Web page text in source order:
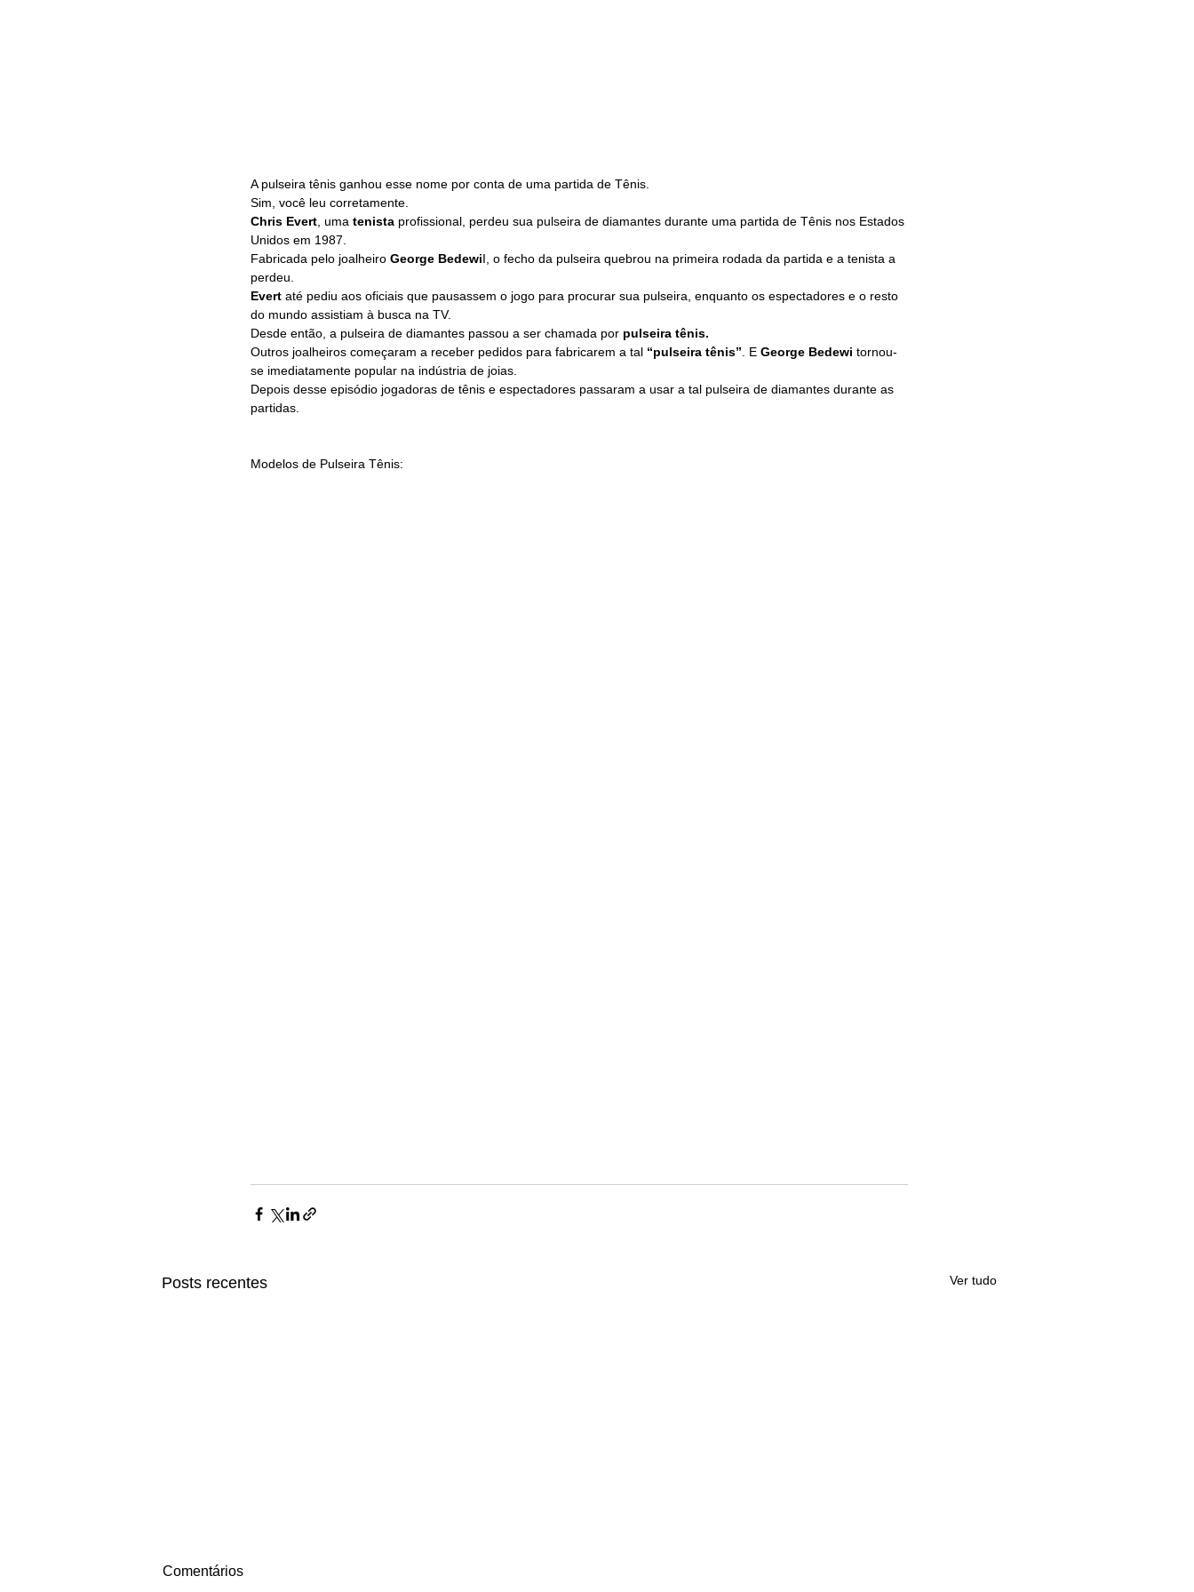
A pulseira tênis ganhou esse nome por conta de uma partida de Tênis.
Sim, você leu corretamente.
Chris Evert , uma tenista profissional, perdeu sua pulseira de diamantes durante uma partida de Tênis nos Estados
Unidos em 1987.
Fabricada pelo joalheiro George BedewiI, o fecho da pulseira quebrou na primeira rodada da partida e a tenista a
perdeu.
Evert até pediu aos oficiais que pausassem o jogo para procurar sua pulseira, enquanto os espectadores e o resto
do mundo assistiam à busca na TV.
Desde então, a pulseira de diamantes passou a ser chamada por pulseira tênis.
Outros joalheiros começaram a receber pedidos para fabricarem a tal “pulseira tênis” . E George Bedewi tornou-
se imediatamente popular na indústria de joias.
Depois desse episódio jogadoras de tênis e espectadores passaram a usar a tal pulseira de diamantes durante as
partidas.
Modelos de Pulseira Tênis:
Posts recentes Ver tudo
Comentários